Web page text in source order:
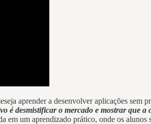
aprender a desenvolver aplicações sem
é desmistificar o mercado e mostrar que a
em um aprendizado prático, onde os